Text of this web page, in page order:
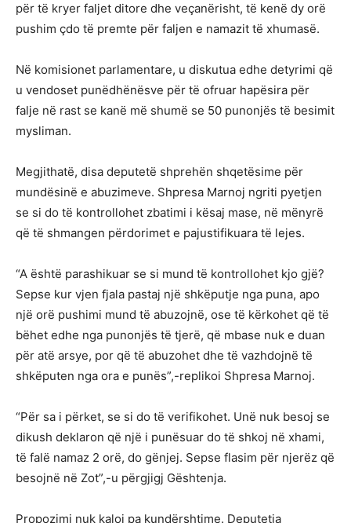
për të kryer faljet ditore dhe veçanërisht, të kenë dy orë
pushim çdo të premte për faljen e namazit të xhumasë.
Në komisionet parlamentare, u diskutua edhe detyrimi që
u vendoset punëdhënësve për të ofruar hapësira për
falje në rast se kanë më shumë se 50 punonjës të besimit
mysliman.
Megjithatë, disa deputetë shprehën shqetësime për
mundësinë e abuzimeve. Shpresa Marnoj ngriti pyetjen
se si do të kontrollohet zbatimi i kësaj mase, në mënyrë
që të shmangen përdorimet e pajustifikuara të lejes.
“A është parashikuar se si mund të kontrollohet kjo gjë?
Sepse kur vjen fjala pastaj një shkëputje nga puna, apo
një orë pushimi mund të abuzojnë, ose të kërkohet që të
bëhet edhe nga punonjës të tjerë, që mbase nuk e duan
për atë arsye, por që të abuzohet dhe të vazhdojnë të
shkëputen nga ora e punës”,-replikoi Shpresa Marnoj.
“Për sa i përket, se si do të verifikohet. Unë nuk besoj se
dikush deklaron që një i punësuar do të shkoj në xhami,
të falë namaz 2 orë, do gënjej. Sepse flasim për njerëz që
besojnë në Zot”,-u përgjigj Gështenja.
Propozimi nuk kaloi pa kundërshtime. Deputetja